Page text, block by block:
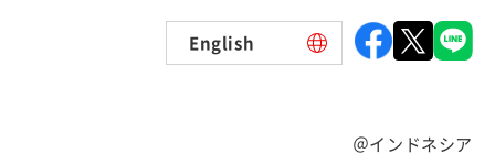
English
＠インドネシア